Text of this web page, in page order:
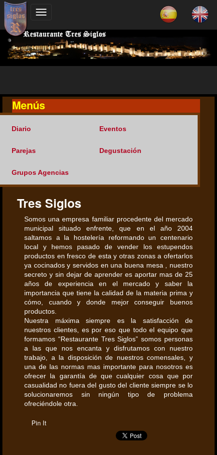
Menús
Diario Eventos
Parejas Degustación
Grupos Agencias
Tres Siglos
Somos una empresa familiar procedente del mercado
municipal situado enfrente, que en el año 2004
saltamos a la hostelería reformando un centenario
local y hemos pasado de vender los estupendos
productos en fresco de esta y otras zonas a ofertarlos
ya cocinados y servidos en una buena mesa , nuestro
secreto y sin dejar de aprender es aportar mas de 25
años de experiencia en el mercado y saber la
importancia que tiene la calidad de la materia prima y
cómo, cuando y donde mejor conseguir buenos
productos.
Nuestra máxima siempre es la satisfacción de
nuestros clientes, es por eso que todo el equipo que
formamos “Restaurante Tres Siglos” somos personas
a las que nos encanta y disfrutamos con nuestro
trabajo, a la disposición de nuestros comensales, y
una de las normas mas importante para nosotros es
ofrecer la garantía de que cualquier cosa que por
casualidad no fuera del gusto del cliente siempre se lo
solucionaremos sin ningún tipo de problema
ofreciéndole otra.
Pin It